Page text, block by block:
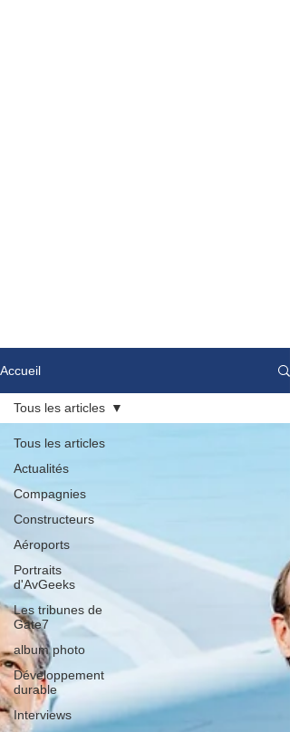
Accueil
Tous les articles
Actualités
Compagnies
Constructeurs
Aéroports
Portraits
d'AvGeeks
Les tribunes de
Gate7
album photo
Développement
durable
Interviews
Tous les articles